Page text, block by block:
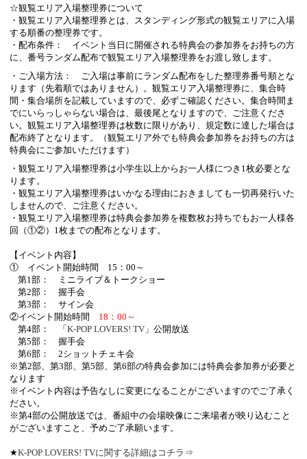
☆観覧エリア入場整理券について
・観覧エリア入場整理券とは、スタンディング形式の観覧エリアに入場
する順番の整理券です。
・配布条件： イベント当日に開催される特典会の参加券をお持ちの方
に、番号ランダム配布で観覧エリア入場整理券をお渡し致します。
・ご入場方法： ご入場は事前にランダム配布をした整理券番号順とな
ります（先着順ではありません）。観覧エリア入場整理券に、集合時
間・集合場所を記載していますので、必ずご確認ください。集合時間ま
でにいらっしゃらない場合は、最後尾となりますので、ご注意くださ
い。観覧エリア入場整理券は枚数に限りがあり、規定数に達した場合は
配布終了となります。（観覧エリア外でも特典会参加券をお持ちの方は
特典会にご参加いただけます）
・観覧エリア入場整理券は小学生以上からお一人様につき 1枚必要とな
ります。
・観覧エリア入場整理券はいかなる理由におきましても一切再発行いた
しませんので、ご注意ください。
・観覧エリア入場整理券は特典会参加券を複数枚お持ちでもお一人様各
回（①②） 1枚までの配布となります。
【イベント内容】
① イベント開始時間 15 ： 00 ～
第1部： ミニライブ＆トークショー
第2部： 握手会
第3部： サイン会
②イベント開始時間 18 ： 00 ～
第4部： 「 K-POP LOVERS! TV 」公開放送
第5部： 握手会
第6部： 2ショットチェキ会
※第2部、第3部、第5部、第6部の特典会参加には特典会参加券が必要と
なります
※ イベント内容は予告なしに変更になることがございますのでご了承く
ださい。
※第4部の公開放送では、番組中の会場映像にご来場者が映り込むこと
がございますこと、予めご了承願います。
​★K-POP LOVERS! TVに関する詳細はコチラ⇒